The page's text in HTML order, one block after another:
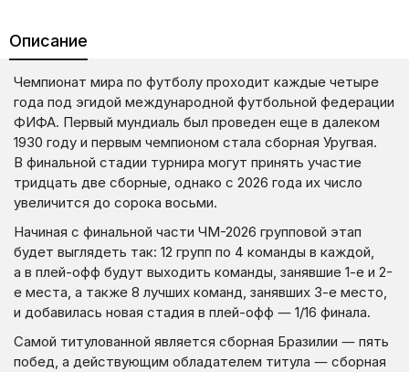
Описание
Чемпионат мира по футболу проходит каждые четыре
года под эгидой международной футбольной федерации
ФИФА. Первый мундиаль был проведен еще в далеком
1930 году и первым чемпионом стала сборная Уругвая.
В финальной стадии турнира могут принять участие
тридцать две сборные, однако с 2026 года их число
увеличится до сорока восьми.
Начиная с финальной части ЧМ-2026 групповой этап
будет выглядеть так: 12 групп по 4 команды в каждой,
а в плей-офф будут выходить команды, занявшие 1-е и 2-
е места, а также 8 лучших команд, занявших 3-е место,
и добавилась новая стадия в плей-офф — 1/16 финала.
Самой титулованной является сборная Бразилии — пять
побед, а действующим обладателем титула — сборная